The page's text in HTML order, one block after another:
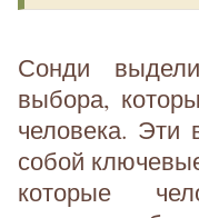
Сонди
выбора,
человека. Эти
собой
которые